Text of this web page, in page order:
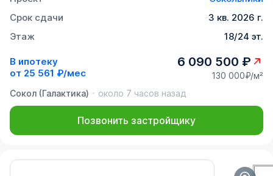
Срок сдачи
3 кв. 2026 г.
Этаж
18/24 эт.
В ипотеку
от 25 561 ₽/мес
6 090 500 ₽
130 000₽/м²
Сокол (Галактика)
около 7 часов назад
Позвонить застройщику